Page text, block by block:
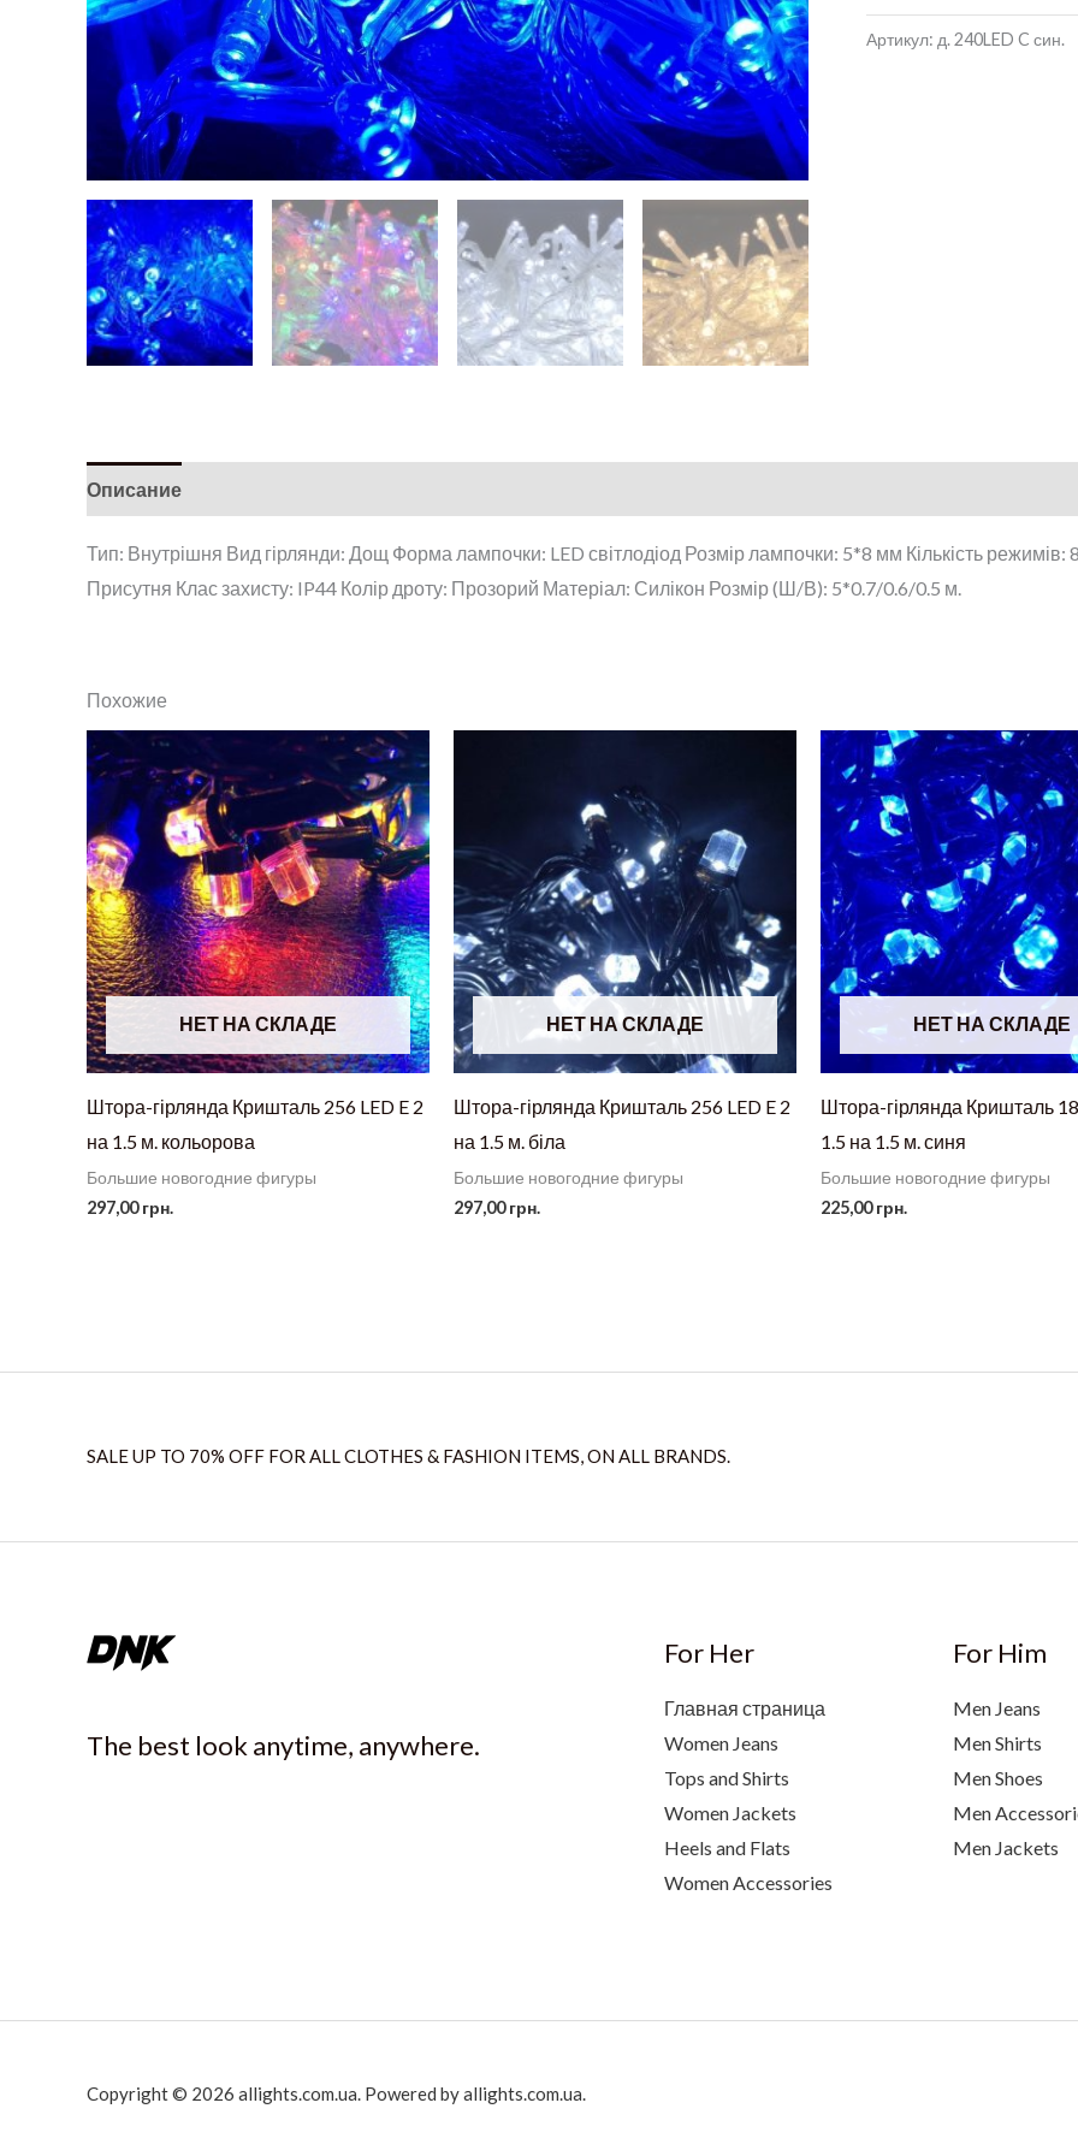
Артикул: д. 240LED C син.
Описание
Тип: Внутрішня Вид гірлянди: Дощ Форма лампочки: LED світлодіод Розмір лампочки: 5*8 мм Кількість
Присутня Клас захисту: IP44 Колір дроту: Прозорий Матеріал: Силікон Розмір (Ш/В): 5*0.7/0.6/0.5 м.
Похожие
НЕТ НА СКЛАДЕ
Штора-гірлянда Кришталь 256 LED E 2
на 1.5 м. кольорова
Большие новогодние фигуры
297,00грн.
НЕТ НА СКЛАДЕ
Штора-гірлянда Кришталь 256 LED E 2
на 1.5 м. біла
Большие новогодние фигуры
297,00грн.
НЕТ НА СКЛАДЕ
Штора-гірлянда Кришталь
1.5 на 1.5 м. синя
Большие новогодние фигуры
225,00грн.
SALE UP TO 70% OFF FOR ALL CLOTHES & FASHION ITEMS, ON ALL BRANDS.
The best look anytime, anywhere.
For Her
Главная страница
Women Jeans
Tops and Shirts
Women Jackets
Heels and Flats
Women Accessories
For Him
Men Jeans
Men Shirts
Men Shoes
Men
Men Jackets
Copyright © 2026 allights.com.ua. Powered by allights.com.ua.